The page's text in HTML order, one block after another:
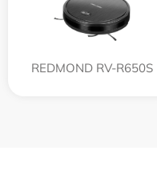
REDMOND RV-R650S